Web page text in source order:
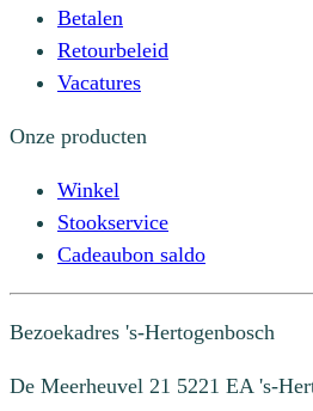
Betalen
Retourbeleid
Vacatures
Onze producten
Winkel
Stookservice
Cadeaubon saldo
Bezoekadres 's-Hertogenbosch
De Meerheuvel 21 5221 EA 's-